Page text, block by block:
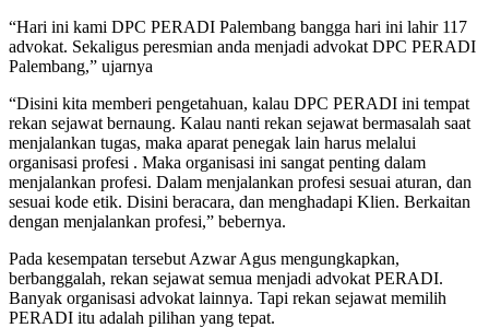
“Hari ini kami DPC PERADI Palembang bangga hari ini lahir 117
advokat. Sekaligus peresmian anda menjadi advokat DPC PERADI
Palembang,” ujarnya
“Disini kita memberi pengetahuan, kalau DPC PERADI ini tempat
rekan sejawat bernaung. Kalau nanti rekan sejawat bermasalah saat
menjalankan tugas, maka aparat penegak lain harus melalui
organisasi profesi . Maka organisasi ini sangat penting dalam
menjalankan profesi. Dalam menjalankan profesi sesuai aturan, dan
sesuai kode etik. Disini beracara, dan menghadapi Klien. Berkaitan
dengan menjalankan profesi,” bebernya.
Pada kesempatan tersebut Azwar Agus mengungkapkan,
berbanggalah, rekan sejawat semua menjadi advokat PERADI.
Banyak organisasi advokat lainnya. Tapi rekan sejawat memilih
PERADI itu adalah pilihan yang tepat.